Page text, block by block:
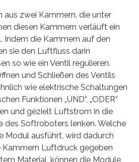
aus zwei Kammern, die unter
diesen Kammern verläuft ein
Indem die Kammern auf den
sie den Luftfluss darin
so wie ein Ventil regulieren.
und Schließen des Ventils
wie elektrische Schaltungen
Funktionen „UND“, „ODER“
und gezielt Luftstrom in die
des Softroboters lenken. Welche
Modul ausführt, wird dadurch
Luftdruck gegeben
Material, können die Module